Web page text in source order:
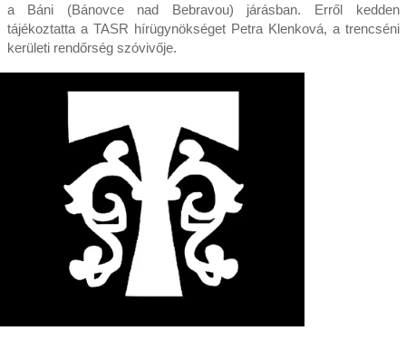
a Báni (Bánovce nad Bebravou) járásban. Erről kedden
tájékoztatta a TASR hírügynökséget Petra Klenková, a trencséni
kerületi rendőrség szóvivője.